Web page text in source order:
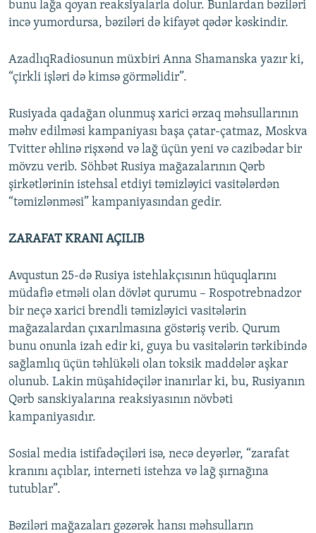
bunu lağa qoyan reaksiyalarla dolur. Bunlardan bəziləri
incə yumordursa, bəziləri də kifayət qədər kəskindir.
AzadlıqRadiosunun müxbiri Anna Shamanska yazır ki,
“çirkli işləri də kimsə görməlidir”.
Rusiyada qadağan olunmuş xarici ərzaq məhsullarının
məhv edilməsi kampaniyası başa çatar-çatmaz, Moskva
Tvitter əhlinə rişxənd və lağ üçün yeni və cazibədar bir
mövzu verib. Söhbət Rusiya mağazalarının Qərb
şirkətlərinin istehsal etdiyi təmizləyici vasitələrdən
“təmizlənməsi” kampaniyasından gedir.
ZARAFAT KRANI AÇILIB
Avqustun 25-də Rusiya istehlakçısının hüquqlarını
müdafiə etməli olan dövlət qurumu – Rospotrebnadzor
bir neçə xarici brendli təmizləyici vasitələrin
mağazalardan çıxarılmasına göstəriş verib. Qurum
bunu onunla izah edir ki, guya bu vasitələrin tərkibində
sağlamlıq üçün təhlükəli olan toksik maddələr aşkar
olunub. Lakin müşahidəçilər inanırlar ki, bu, Rusiyanın
Qərb sanskiyalarına reaksiyasının növbəti
kampaniyasıdır.
Sosial media istifadəçiləri isə, necə deyərlər, “zarafat
kranını açıblar, interneti istehza və lağ şırnağına
tutublar”.
Bəziləri mağazaları gəzərək hansı məhsulların